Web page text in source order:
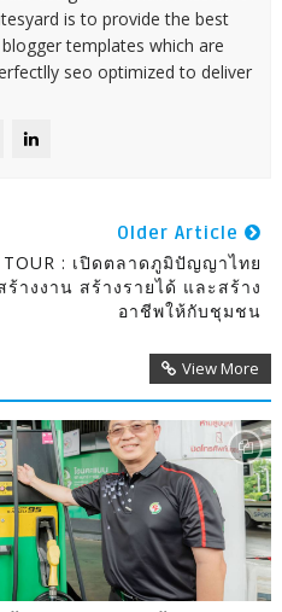
is to provide the best
templates which are
seo optimized to deliver
Older Article
: เปิดตลาดภูมิปัญญาไทย
างงาน สร้างรายได้ และสร้าง
อาชีพให้กับชุมชน
View More